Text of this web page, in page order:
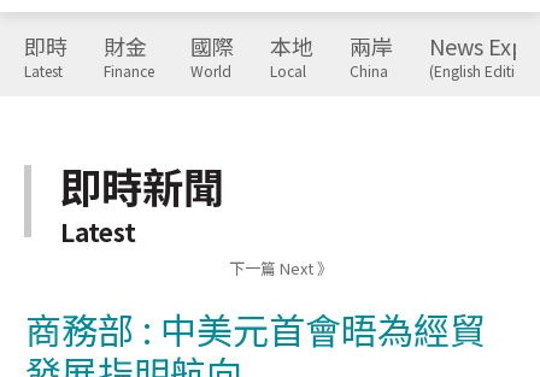
即時
Latest
財金
Finance
國際
World
本地
Local
兩岸
China
News
(English Edition)
即時新聞
Latest
下一篇 Next 》
商務部 : 中美元首會晤為經貿